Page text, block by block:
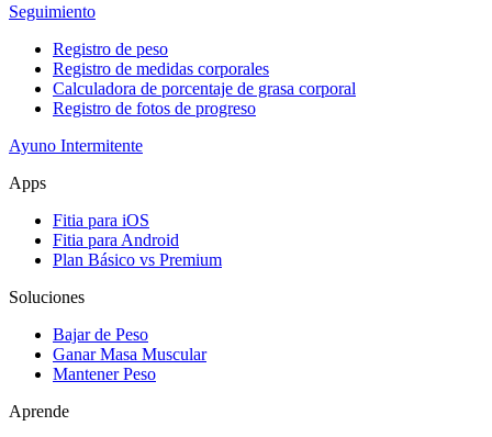
Seguimiento
Registro de peso
Registro de medidas corporales
Calculadora de porcentaje de grasa corporal
Registro de fotos de progreso
Ayuno Intermitente
Apps
Fitia para iOS
Fitia para Android
Plan Básico vs Premium
Soluciones
Bajar de Peso
Ganar Masa Muscular
Mantener Peso
Aprende